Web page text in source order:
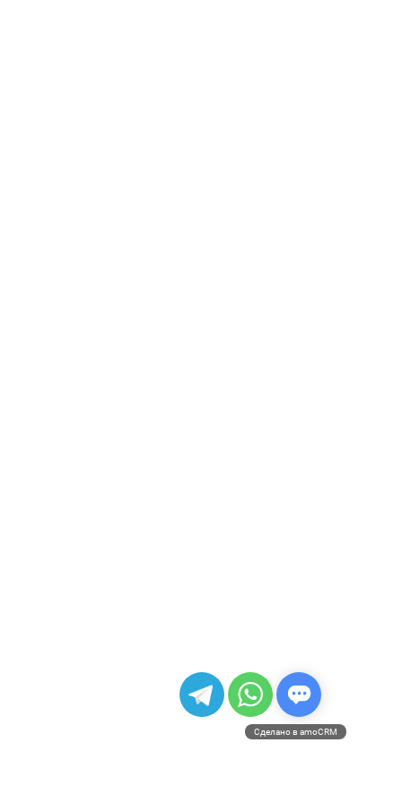
Сделано в amoCRM